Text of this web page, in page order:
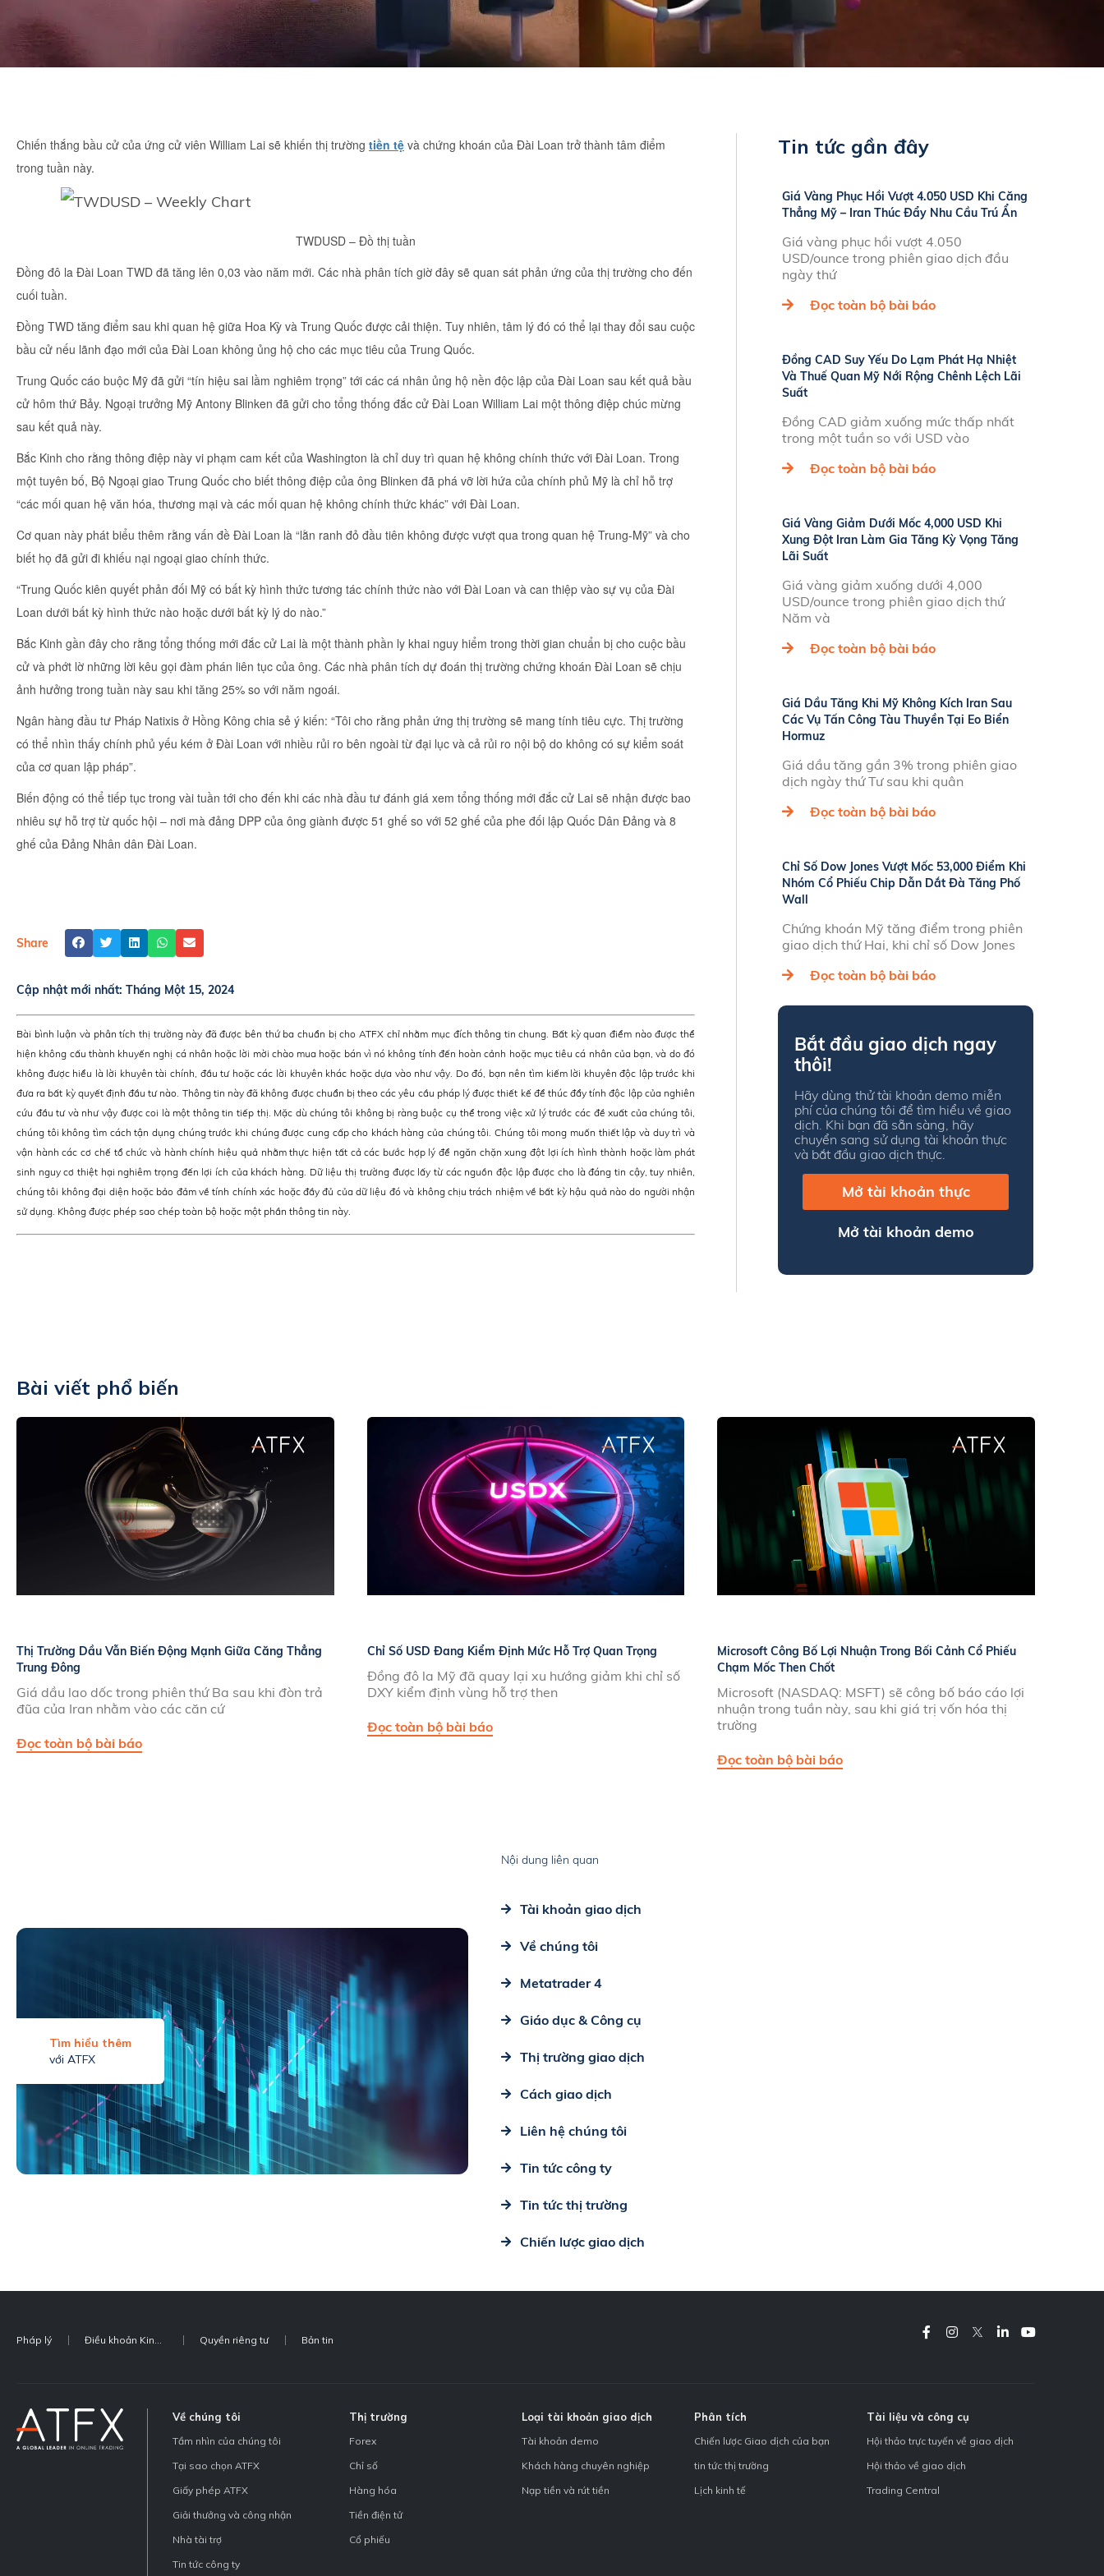
Chiến thắng bầu cử của ứng cử viên William Lai sẽ khiến thị trường tiền tệ và chứng khoán của Đài Loan trở thành tâm điểm
trong tuần này.
TWDUSD – Đồ thị tuần
Đồng đô la Đài Loan TWD đã tăng lên 0,03 vào năm mới. Các nhà phân tích giờ đây sẽ quan sát phản ứng của thị trường cho đến
cuối tuần.
Đồng TWD tăng điểm sau khi quan hệ giữa Hoa Kỳ và Trung Quốc được cải thiện. Tuy nhiên, tâm lý đó có thể lại thay đổi sau cuộc
bầu cử nếu lãnh đạo mới của Đài Loan không ủng hộ cho các mục tiêu của Trung Quốc.
Trung Quốc cáo buộc Mỹ đã gửi “tín hiệu sai lầm nghiêm trọng” tới các cá nhân ủng hộ nền độc lập của Đài Loan sau kết quả bầu
cử hôm thứ Bảy. Ngoại trưởng Mỹ Antony Blinken đã gửi cho tổng thống đắc cử Đài Loan William Lai một thông điệp chúc mừng
sau kết quả này.
Bắc Kinh cho rằng thông điệp này vi phạm cam kết của Washington là chỉ duy trì quan hệ không chính thức với Đài Loan. Trong
một tuyên bố, Bộ Ngoại giao Trung Quốc cho biết thông điệp của ông Blinken đã phá vỡ lời hứa của chính phủ Mỹ là chỉ hỗ trợ
“các mối quan hệ văn hóa, thương mại và các mối quan hệ không chính thức khác” với Đài Loan.
Cơ quan này phát biểu thêm rằng vấn đề Đài Loan là “lằn ranh đỏ đầu tiên không được vượt qua trong quan hệ Trung-Mỹ” và cho
biết họ đã gửi đi khiếu nại ngoại giao chính thức.
“Trung Quốc kiên quyết phản đối Mỹ có bất kỳ hình thức tương tác chính thức nào với Đài Loan và can thiệp vào sự vụ của Đài
Loan dưới bất kỳ hình thức nào hoặc dưới bất kỳ lý do nào.”
Bắc Kinh gần đây cho rằng tổng thống mới đắc cử Lai là một thành phần ly khai nguy hiểm trong thời gian chuẩn bị cho cuộc bầu
cử và phớt lờ những lời kêu gọi đàm phán liên tục của ông. Các nhà phân tích dự đoán thị trường chứng khoán Đài Loan sẽ chịu
ảnh hưởng trong tuần này sau khi tăng 25% so với năm ngoái.
Ngân hàng đầu tư Pháp Natixis ở Hồng Kông chia sẻ ý kiến: “Tôi cho rằng phản ứng thị trường sẽ mang tính tiêu cực. Thị trường
có thể nhìn thấy chính phủ yếu kém ở Đài Loan với nhiều rủi ro bên ngoài từ đại lục và cả rủi ro nội bộ do không có sự kiểm soát
của cơ quan lập pháp”.
Biến động có thể tiếp tục trong vài tuần tới cho đến khi các nhà đầu tư đánh giá xem tổng thống mới đắc cử Lai sẽ nhận được bao
nhiêu sự hỗ trợ từ quốc hội – nơi mà đảng DPP của ông giành được 51 ghế so với 52 ghế của phe đối lập Quốc Dân Đảng và 8
ghế của Đảng Nhân dân Đài Loan.
Share
Cập nhật mới nhất: Tháng Một 15, 2024
Bài bình luận và phân tích thị trường này đã được bên thứ ba chuẩn bị cho ATFX chỉ nhằm mục đích thông tin chung. Bất kỳ quan điểm nào được thể
hiện không cấu thành khuyến nghị cá nhân hoặc lời mời chào mua hoặc bán vì nó không tính đến hoàn cảnh hoặc mục tiêu cá nhân của bạn, và do đó
không được hiểu là lời khuyên tài chính, đầu tư hoặc các lời khuyên khác hoặc dựa vào như vậy. Do đó, bạn nên tìm kiếm lời khuyên độc lập trước khi
đưa ra bất kỳ quyết định đầu tư nào. Thông tin này đã không được chuẩn bị theo các yêu cầu pháp lý được thiết kế để thúc đẩy tính độc lập của nghiên
cứu đầu tư và như vậy được coi là một thông tin tiếp thị. Mặc dù chúng tôi không bị ràng buộc cụ thể trong việc xử lý trước các đề xuất của chúng tôi,
chúng tôi không tìm cách tận dụng chúng trước khi chúng được cung cấp cho khách hàng của chúng tôi. Chúng tôi mong muốn thiết lập và duy trì và
vận hành các cơ chế tổ chức và hành chính hiệu quả nhằm thực hiện tất cả các bước hợp lý để ngăn chặn xung đột lợi ích hình thành hoặc làm phát
sinh nguy cơ thiệt hại nghiêm trọng đến lợi ích của khách hàng. Dữ liệu thị trường được lấy từ các nguồn độc lập được cho là đáng tin cậy, tuy nhiên,
chúng tôi không đại diện hoặc bảo đảm về tính chính xác hoặc đầy đủ của dữ liệu đó và không chịu trách nhiệm về bất kỳ hậu quả nào do người nhận
sử dụng. Không được phép sao chép toàn bộ hoặc một phần thông tin này.
Tin tức gần đây
Giá Vàng Phục Hồi Vượt 4.050 USD Khi Căng
Thẳng Mỹ – Iran Thúc Đẩy Nhu Cầu Trú Ẩn
Giá vàng phục hồi vượt 4.050
USD/ounce trong phiên giao dịch đầu
ngày thứ
Đọc toàn bộ bài báo
Đồng CAD Suy Yếu Do Lạm Phát Hạ Nhiệt
Và Thuế Quan Mỹ Nới Rộng Chênh Lệch Lãi
Suất
Đồng CAD giảm xuống mức thấp nhất
trong một tuần so với USD vào
Đọc toàn bộ bài báo
Giá Vàng Giảm Dưới Mốc 4,000 USD Khi
Xung Đột Iran Làm Gia Tăng Kỳ Vọng Tăng
Lãi Suất
Giá vàng giảm xuống dưới 4,000
USD/ounce trong phiên giao dịch thứ
Năm và
Đọc toàn bộ bài báo
Giá Dầu Tăng Khi Mỹ Không Kích Iran Sau
Các Vụ Tấn Công Tàu Thuyền Tại Eo Biển
Hormuz
Giá dầu tăng gần 3% trong phiên giao
dịch ngày thứ Tư sau khi quân
Đọc toàn bộ bài báo
Chỉ Số Dow Jones Vượt Mốc 53,000 Điểm Khi
Nhóm Cổ Phiếu Chip Dẫn Dắt Đà Tăng Phố
Wall
Chứng khoán Mỹ tăng điểm trong phiên
giao dịch thứ Hai, khi chỉ số Dow Jones
Đọc toàn bộ bài báo
Bắt đầu giao dịch ngay
thôi!
Hãy dùng thử tài khoản demo miễn
phí của chúng tôi để tìm hiểu về giao
dịch. Khi bạn đã sẵn sàng, hãy
chuyển sang sử dụng tài khoản thực
và bắt đầu giao dịch thực.
Mở tài khoản thực
Mở tài khoản demo
Bài viết phổ biến
Thị Trường Dầu Vẫn Biến Động Mạnh Giữa Căng Thẳng
Trung Đông
Giá dầu lao dốc trong phiên thứ Ba sau khi đòn trả
đũa của Iran nhằm vào các căn cứ
Đọc toàn bộ bài báo
Chỉ Số USD Đang Kiểm Định Mức Hỗ Trợ Quan Trọng
Đồng đô la Mỹ đã quay lại xu hướng giảm khi chỉ số
DXY kiểm định vùng hỗ trợ then
Đọc toàn bộ bài báo
Microsoft Công Bố Lợi Nhuận Trong Bối Cảnh Cổ Phiếu
Chạm Mốc Then Chốt
Microsoft (NASDAQ: MSFT) sẽ công bố báo cáo lợi
nhuận trong tuần này, sau khi giá trị vốn hóa thị
trường
Đọc toàn bộ bài báo
Tìm hiểu thêm
với ATFX
Nội dung liên quan
Tài khoản giao dịch
Về chúng tôi
Metatrader 4
Giáo dục & Công cụ
Thị trường giao dịch
Cách giao dịch
Liên hệ chúng tôi
Tin tức công ty
Tin tức thị trường
Chiến lược giao dịch
Pháp lý Điều khoản Kinh doanh Quyền riêng tư Bản tin
Về chúng tôi
Tầm nhìn của chúng tôi
Tại sao chọn ATFX
Giấy phép ATFX
Giải thưởng và công nhận
Nhà tài trợ
Tin tức công ty
Thị trường
Forex
Chỉ số
Hàng hóa
Tiền điện tử
Cổ phiếu
Loại tài khoản giao dịch
Tài khoản demo
Khách hàng chuyên nghiệp
Nạp tiền và rút tiền
Phân tích
Chiến lược Giao dịch của bạn
tin tức thị trường
Lịch kinh tế
Tài liệu và công cụ
Hội thảo trực tuyến về giao dịch
Hội thảo về giao dịch
Trading Central